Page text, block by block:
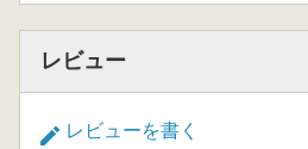
レビュー
レビューを書く